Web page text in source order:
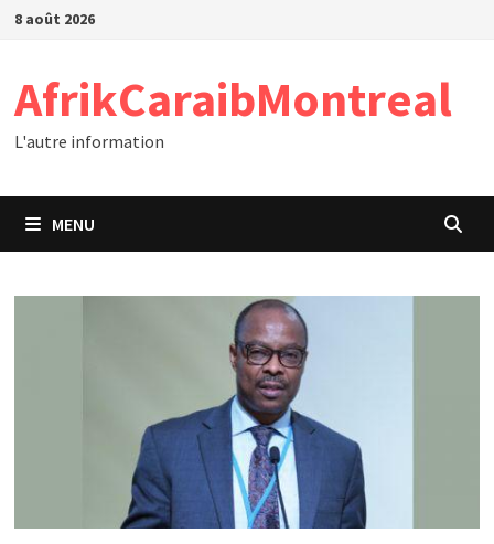
Passer
8 août 2026
AfrikCaraibMontreal
L'autre information
MENU